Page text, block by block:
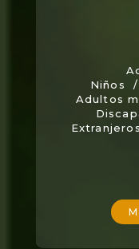
Niños /
Adultos